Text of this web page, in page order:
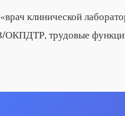
клинической
трудовые функции